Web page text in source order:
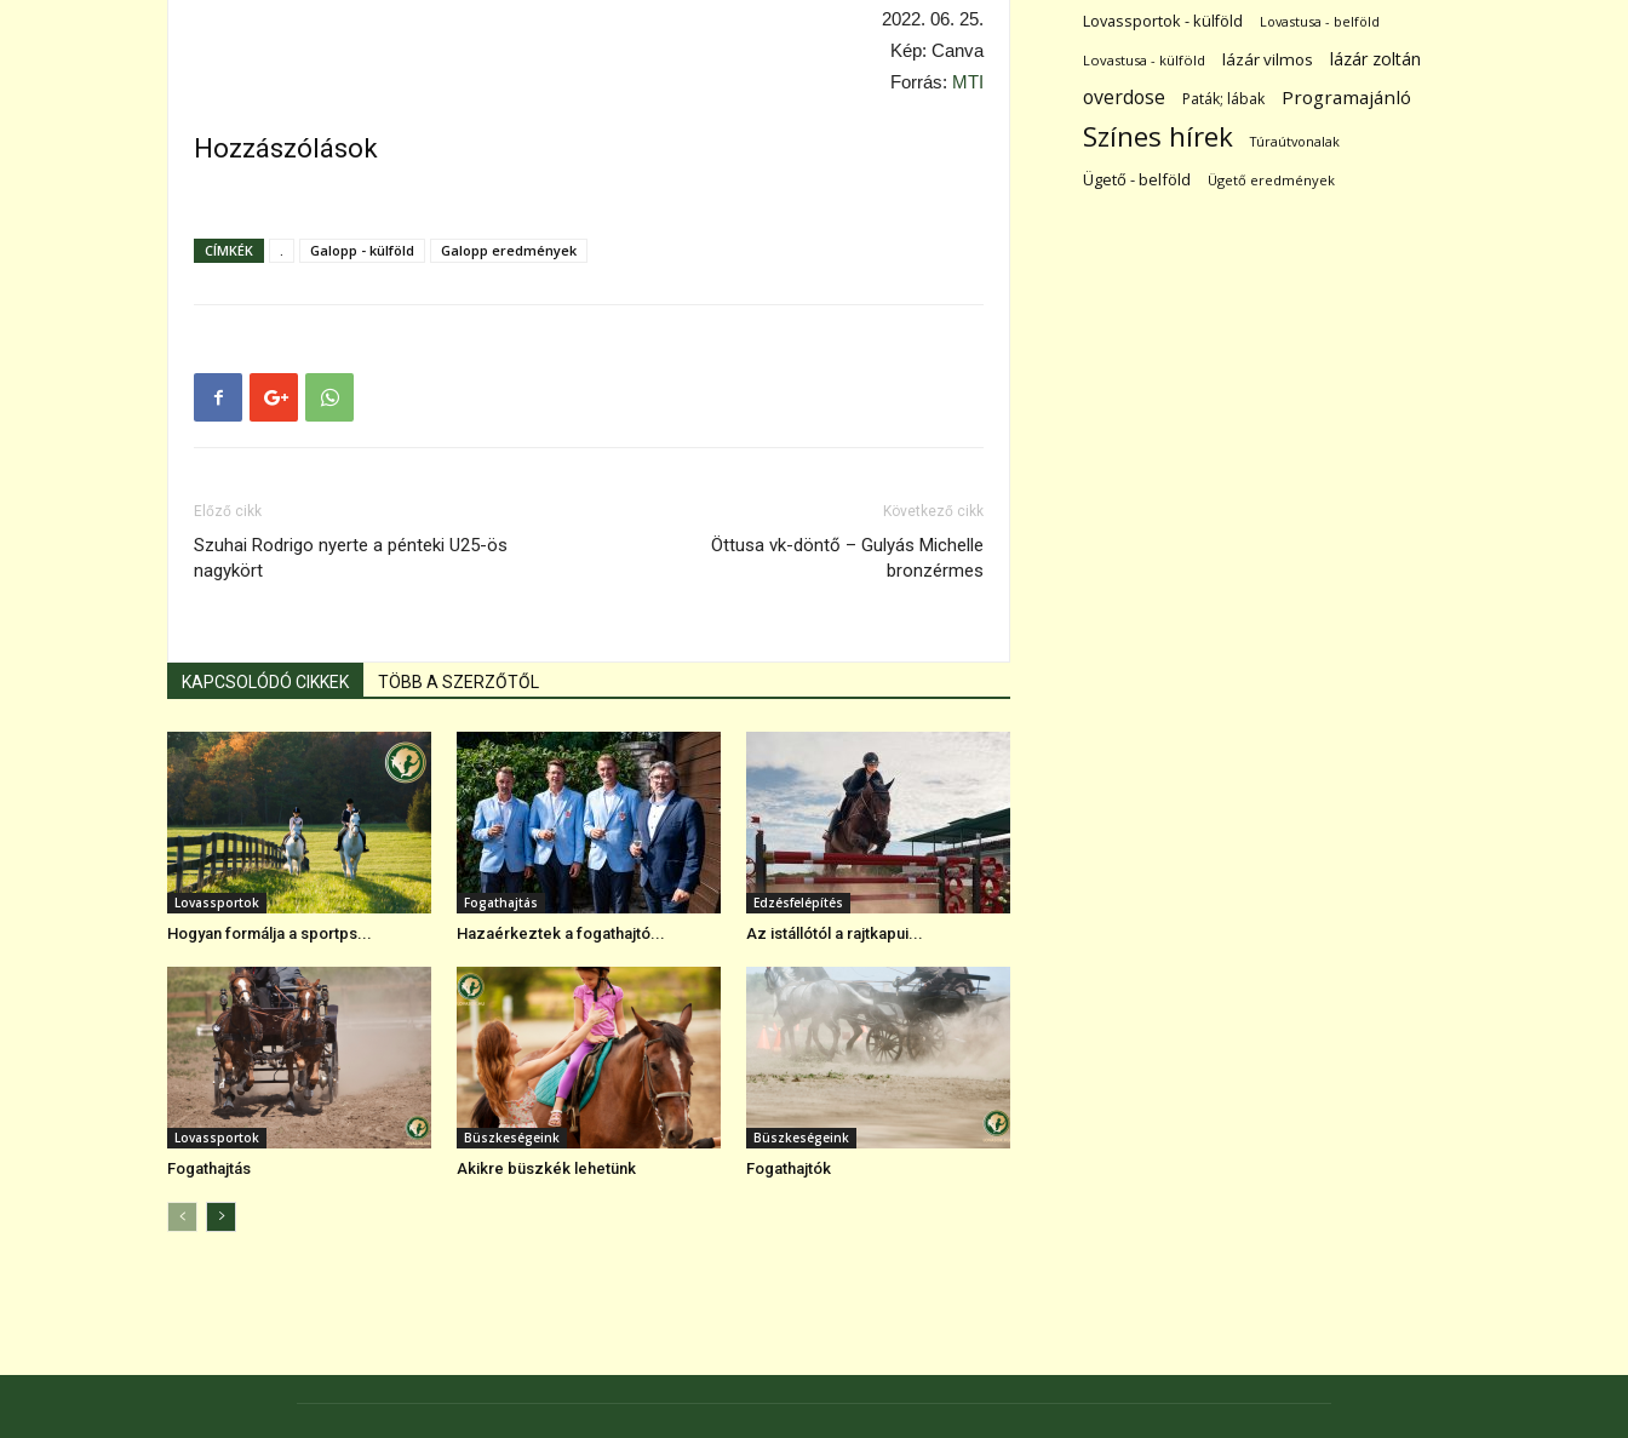
2022. 06. 25.
Kép: Canva
Forrás: MTI
Hozzászólások
CÍMKÉK . Galopp - külföld Galopp eredmények
Előző cikk
Szuhai Rodrigo nyerte a pénteki U25-ös
nagykört
Következő cikk
Öttusa vk-döntő – Gulyás Michelle
bronzérmes
KAPCSOLÓDÓ CIKKEK TÖBB A SZERZŐTŐL
Lovassportok
Hogyan formálja a sportps...
Fogathajtás
Hazaérkeztek a fogathajtó...
Edzésfelépítés
Az istállótól a rajtkapui...
Lovassportok
Fogathajtás
Büszkeségeink
Akikre büszkék lehetünk
Büszkeségeink
Fogathajtók
Lovassportok - külföld Lovastusa - belföld
Lovastusa - külföld lázár vilmos lázár zoltán
overdose Paták; lábak Programajánló
Színes hírek Túraútvonalak
Ügető - belföld Ügető eredmények